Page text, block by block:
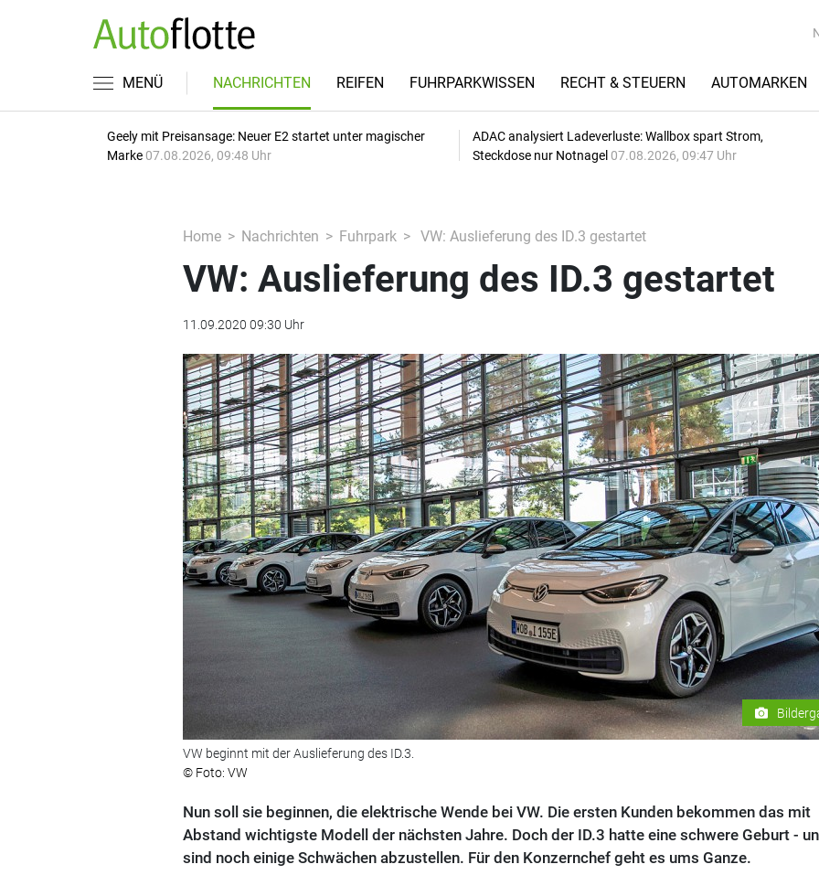
MENÜ NACHRICHTEN REIFEN FUHRPARKWISSEN RECHT & STEUERN AUTOMARKEN
Geely mit Preisansage: Neuer E2 startet unter magischer
Marke 07.08.2026, 09:48 Uhr
ADAC analysiert Ladeverluste: Wallbox spart Strom,
Steckdose nur Notnagel 07.08.2026, 09:47 Uhr
Home Nachrichten Fuhrpark VW: Auslieferung des ID.3 gestartet
VW: Auslieferung des ID.3 gestartet
11.09.2020 09:30 Uhr
VW beginnt mit der Auslieferung des ID.3.
© Foto: VW
Nun soll sie beginnen, die elektrische Wende bei VW. Die ersten Kunden bekommen das mit
Abstand wichtigste Modell der nächsten Jahre. Doch der ID.3 hatte eine schwere Geburt -
sind noch einige Schwächen abzustellen. Für den Konzernchef geht es ums Ganze.